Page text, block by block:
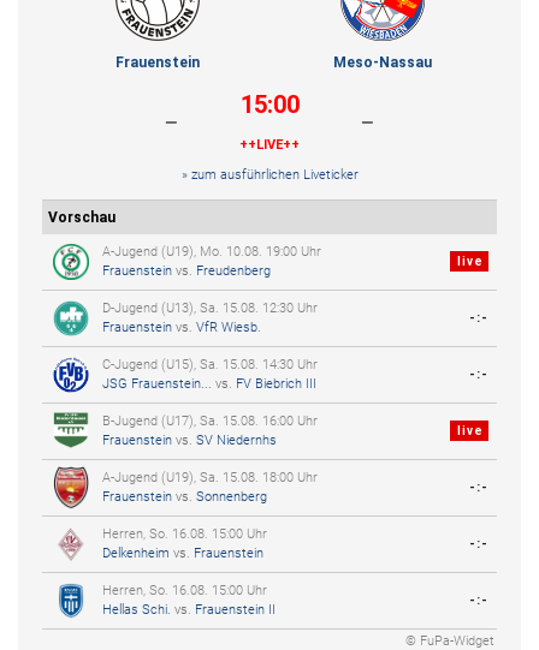
Frauenstein Meso-Nassau
- 15:00
++LIVE++ -
» zum ausführlichen Liveticker
Vorschau
A-Jugend (U19), Mo. 10.08. 19:00 Uhr
Frauenstein vs. Freudenberg
live
D-Jugend (U13), Sa. 15.08. 12:30 Uhr
Frauenstein vs. VfR Wiesb.
-:-
C-Jugend (U15), Sa. 15.08. 14:30 Uhr
JSG Frauenstein... vs. FV Biebrich III
-:-
B-Jugend (U17), Sa. 15.08. 16:00 Uhr
Frauenstein vs. SV Niedernhs
live
A-Jugend (U19), Sa. 15.08. 18:00 Uhr
Frauenstein vs. Sonnenberg
-:-
Herren, So. 16.08. 15:00 Uhr
Delkenheim vs. Frauenstein
-:-
Herren, So. 16.08. 15:00 Uhr
Hellas Schi. vs. Frauenstein II
-:-
© FuPa-Widget